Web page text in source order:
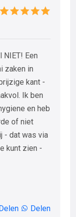
NIET! Een
zaken in
kant -
Ik ben
en heb
of niet
- dat was via
kunt zien -
Delen Delen